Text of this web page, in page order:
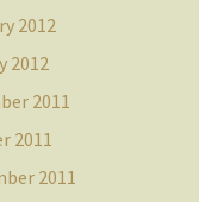
2012
2012
2011
2011
2011